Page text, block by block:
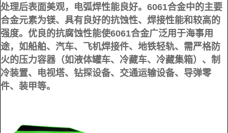
处理后表面美观，电弧焊性能良好。6061合金中的主要
合金元素为镁、具有良好的抗蚀性、焊接性能和较高的
强度。优良的抗腐蚀性能使6061合金广泛用于海事用
途，如船舶、汽车、飞机焊接件、地铁轻轨、需严格防
火的压力容器（如液体罐车、冷藏车、冷藏集箱）、制
冷装置、电视塔、钻探设备、交通运输设备、导弹零
件、装甲等。